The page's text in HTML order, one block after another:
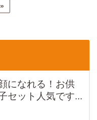
»
になれる！お供
セット人気です...